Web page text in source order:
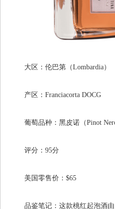
大区：伦巴第（Lombardia）
产区：Franciacorta DOCG
葡萄品种：黑皮诺（Pinot Nero
评分：95分
美国零售价：$65
品鉴笔记：这款桃红起泡酒由